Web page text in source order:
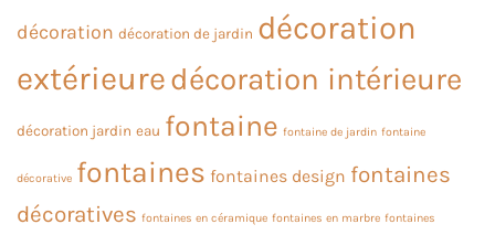
décoration décoration de jardin décoration
extérieuredécoration intérieure
décoration jardin eau fontaine fontaine de jardin fontaine
décorative fontaines fontaines design fontaines
décoratives fontaines en céramique fontaines en marbre fontaines